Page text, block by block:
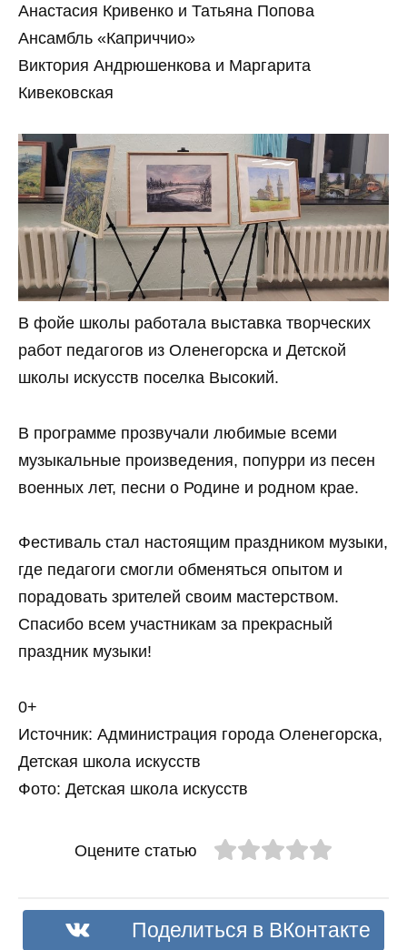
Анастасия Кривенко и Татьяна Попова
Ансамбль «Каприччио»
Виктория Андрюшенкова и Маргарита
Кивековская
В фойе школы работала выставка творческих
работ педагогов из Оленегорска и Детской
школы искусств поселка Высокий.
В программе прозвучали любимые всеми
музыкальные произведения, попурри из песен
военных лет, песни о Родине и родном крае.
Фестиваль стал настоящим праздником музыки,
где педагоги смогли обменяться опытом и
порадовать зрителей своим мастерством.
Спасибо всем участникам за прекрасный
праздник музыки!
0+
Источник: Администрация города Оленегорска,
Детская школа искусств
Фото: Детская школа искусств
Оцените статью
Поделиться в ВКонтакте